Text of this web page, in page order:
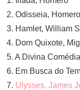
2. Odisseia, Homero
3. Hamlet, William
4. Dom Quixote,
5. A Divina
6. Em Busca do
7. Ulysses, James